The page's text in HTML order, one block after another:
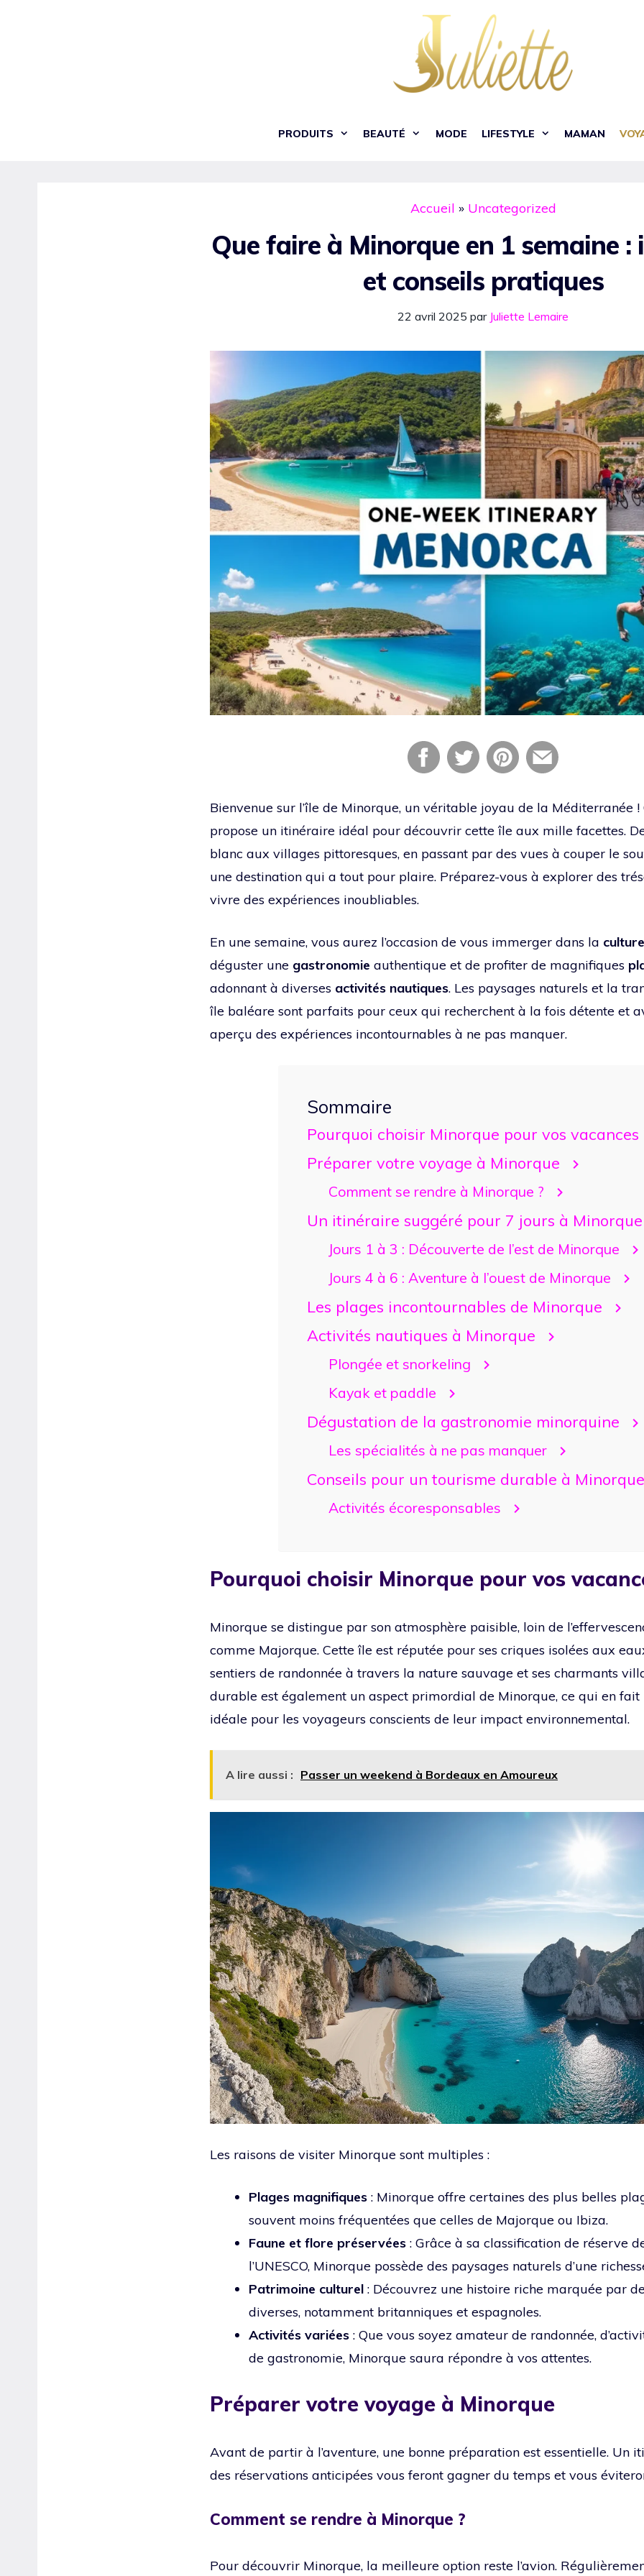
PRODUITS BEAUTÉ MODE LIFESTYLE MAMAN
Accueil » Uncategorized
Que faire à Minorque en 1 semaine :
et conseils pratiques
22 avril 2025 par Juliette Lemaire
Bienvenue sur l’île de Minorque, un véritable joyau de la Méditerranée
propose un itinéraire idéal pour découvrir cette île aux mille facettes.
blanc aux villages pittoresques, en passant par des vues à couper le
une destination qui a tout pour plaire. Préparez-vous à explorer des
vivre des expériences inoubliables.
En une semaine, vous aurez l’occasion de vous immerger dans la culture
déguster une gastronomie authentique et de profiter de magnifiques
adonnant à diverses activités nautiques. Les paysages naturels et la
île baléare sont parfaits pour ceux qui recherchent à la fois détente et
aperçu des expériences incontournables à ne pas manquer.
Sommaire
Pourquoi choisir Minorque pour vos vacances
Préparer votre voyage à Minorque
Comment se rendre à Minorque ?
Un itinéraire suggéré pour 7 jours à Minorque
Jours 1 à 3 : Découverte de l’est de Minorque
Jours 4 à 6 : Aventure à l’ouest de Minorque
Les plages incontournables de Minorque
Activités nautiques à Minorque
Plongée et snorkeling
Kayak et paddle
Dégustation de la gastronomie minorquine
Les spécialités à ne pas manquer
Conseils pour un tourisme durable à Minorque
Activités écoresponsables
Pourquoi choisir Minorque pour vos
Minorque se distingue par son atmosphère paisible, loin de
comme Majorque. Cette île est réputée pour ses criques isolées aux
sentiers de randonnée à travers la nature sauvage et ses charmants
durable est également un aspect primordial de Minorque, ce qui en fait
idéale pour les voyageurs conscients de leur impact environnemental.
A lire aussi : Passer un weekend à Bordeaux en Amoureux
Les raisons de visiter Minorque sont multiples :
Plages magnifiques : Minorque offre certaines des plus belles
souvent moins fréquentées que celles de Majorque ou Ibiza.
Faune et flore préservées : Grâce à sa classification de réserve
l’UNESCO, Minorque possède des paysages naturels d’une
Patrimoine culturel : Découvrez une histoire riche marquée par
diverses, notamment britanniques et espagnoles.
Activités variées : Que vous soyez amateur de randonnée,
de gastronomie, Minorque saura répondre à vos attentes.
Préparer votre voyage à Minorque
Avant de partir à l’aventure, une bonne préparation est essentielle. Un
des réservations anticipées vous feront gagner du temps et vous
Comment se rendre à Minorque ?
Pour découvrir Minorque, la meilleure option reste l’avion.